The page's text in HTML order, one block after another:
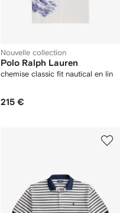
Nouvelle collection
Polo Ralph Lauren
chemise classic fit nautical en lin
215 €